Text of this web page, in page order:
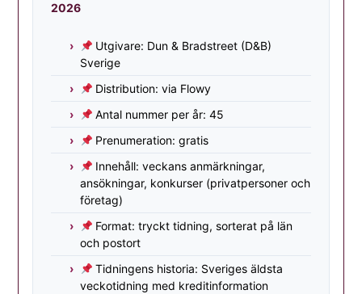
2026
Utgivare: Dun & Bradstreet (D&B)
Sverige
Distribution: via Flowy
Antal nummer per år: 45
Prenumeration: gratis
Innehåll: veckans anmärkningar,
ansökningar, konkurser (privatpersoner och
företag)
Format: tryckt tidning, sorterat på län
och postort
Tidningens historia: Sveriges äldsta
veckotidning med kreditinformation